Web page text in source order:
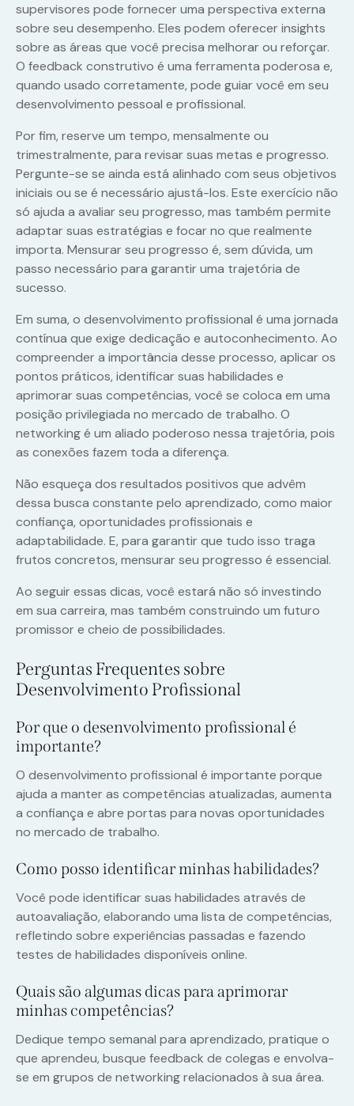
supervisores pode fornecer uma perspectiva externa
sobre seu desempenho. Eles podem oferecer insights
sobre as áreas que você precisa melhorar ou reforçar.
O feedback construtivo é uma ferramenta poderosa e,
quando usado corretamente, pode guiar você em seu
desenvolvimento pessoal e profissional.
Por fim, reserve um tempo, mensalmente ou
trimestralmente, para revisar suas metas e progresso.
Pergunte-se se ainda está alinhado com seus objetivos
iniciais ou se é necessário ajustá-los. Este exercício não
só ajuda a avaliar seu progresso, mas também permite
adaptar suas estratégias e focar no que realmente
importa. Mensurar seu progresso é, sem dúvida, um
passo necessário para garantir uma trajetória de
sucesso.
Em suma, o desenvolvimento profissional é uma jornada
contínua que exige dedicação e autoconhecimento. Ao
compreender a importância desse processo, aplicar os
pontos práticos, identificar suas habilidades e
aprimorar suas competências, você se coloca em uma
posição privilegiada no mercado de trabalho. O
networking é um aliado poderoso nessa trajetória, pois
as conexões fazem toda a diferença.
Não esqueça dos resultados positivos que advêm
dessa busca constante pelo aprendizado, como maior
confiança, oportunidades profissionais e
adaptabilidade. E, para garantir que tudo isso traga
frutos concretos, mensurar seu progresso é essencial.
Ao seguir essas dicas, você estará não só investindo
em sua carreira, mas também construindo um futuro
promissor e cheio de possibilidades.
Perguntas Frequentes sobre
Desenvolvimento Profissional
Por que o desenvolvimento profissional é
importante?
O desenvolvimento profissional é importante porque
ajuda a manter as competências atualizadas, aumenta
a confiança e abre portas para novas oportunidades
no mercado de trabalho.
Como posso identificar minhas habilidades?
Você pode identificar suas habilidades através de
autoavaliação, elaborando uma lista de competências,
refletindo sobre experiências passadas e fazendo
testes de habilidades disponíveis online.
Quais são algumas dicas para aprimorar
minhas competências?
Dedique tempo semanal para aprendizado, pratique o
que aprendeu, busque feedback de colegas e envolva-
se em grupos de networking relacionados à sua área.